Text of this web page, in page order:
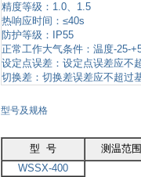
精度等级：1.0、1.5
热响应时间：≤40s
防护等级：IP55
正常工作大气条件：温度-25-
设定点误差：设定点误差应不
切换差：切换差误差应不超过
型号及规格
型 号
测温范
WSSX-400